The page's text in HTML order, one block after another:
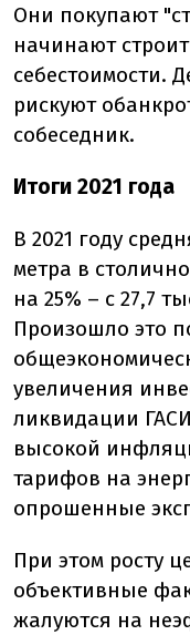
Они покупают
начинают
себестоимости.
рискуют
собеседник.
Итоги 2021 года
В 2021 году
метра в
на 25% – с 27,7
Произошло это
увеличения
ликвидации
высокой
тарифов на
опрошенные
При этом росту
объективные
жалуются на